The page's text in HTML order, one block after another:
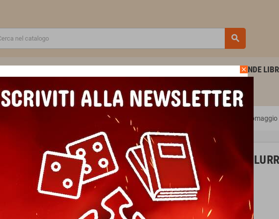
search
AGENDE
SCUOLA E TEMPO LIBERO
ASTUCCIO scuola SATCH attrezzato BLURRY SKY pencil case OVAL con squadra in omaggio
ASTUCCIO scuola SATCH attrezzato
OVAL con squadra in omaggio
Marca
Satch
Riferimento
4057081203505
EAN13
4057081203505
close